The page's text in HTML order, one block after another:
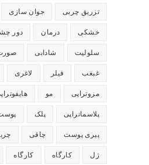
تزریق چربی جوان سازی
خشکی درمان دور
سلولیت شادابی
غبغب فیلر لاغری
مزوتراپی مو
پلاسماتراپی پلک
پیری پوست چاقی
ژل کارگاه کارگاه